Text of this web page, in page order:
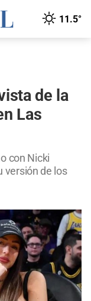
11.5°
de la
Las
con Nicki
versión de los